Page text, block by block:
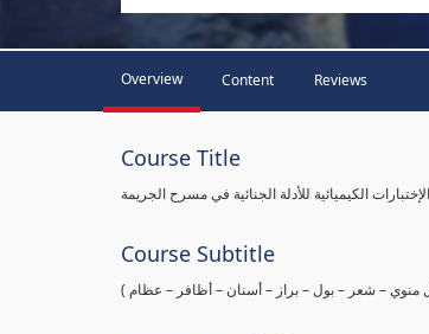
Overview Content Reviews
Course Title
الإختبارات الكيميائية للأدلة الجنائية في مسرح الجريمة
Course Subtitle
منوي – شعر – بول – براز – أسنان – أظافر – عظام